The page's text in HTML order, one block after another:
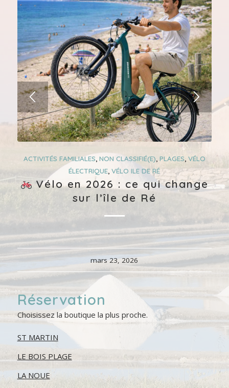
ACTIVITÉS FAMILIALES, NON CLASSIFIÉ(E) PLAGES, VÉLO
ÉLECTRIQUE,VÉLO ILE DE RÉ
Vélo en 2026 : ce qui change
sur l’île de Ré
mars 23, 2026
Réservation
Choisissez la boutique la plus proche.
ST MARTIN
LE BOIS PLAGE
LA NOUE